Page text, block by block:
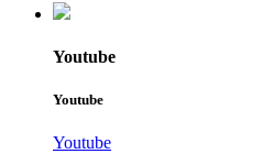
Youtube
Youtube
Youtube